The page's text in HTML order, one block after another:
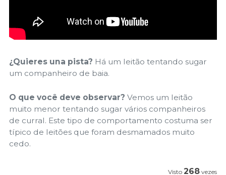
¿Quieres una pista? Há um leitão tentando sugar
um companheiro de baia.
O que você deve observar? Vemos um leitão
muito menor tentando sugar vários companheiros
de curral. Este tipo de comportamento costuma ser
típico de leitões que foram desmamados muito
cedo.
Visto 268 vezes